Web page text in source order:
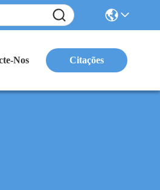
Nos Citações